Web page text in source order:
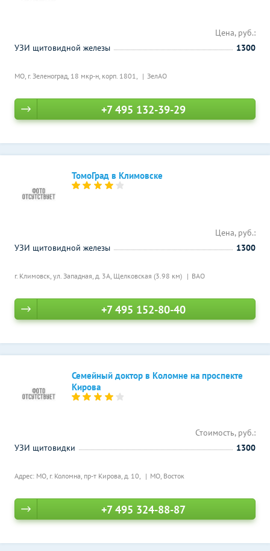
МО, г. Зеленоград, 18 мкр-н, корп. 1801, ЗелАО
Цена, руб.:
УЗИ щитовидной железы
1300
+7 495 132-39-29
ТомоГрад в Климовске
г. Климовск, ул. Западная, д. 3А, Щелковская (3.98 км) ВАО
Цена, руб.:
УЗИ щитовидной железы
1300
+7 495 152-80-40
Семейный доктор в Коломне на проспекте
Кирова
Адрес: МО, г. Коломна, пр-т Кирова, д. 10, МО, Восток
Стоимость, руб.:
УЗИ щитовидки
1300
+7 495 324-88-87